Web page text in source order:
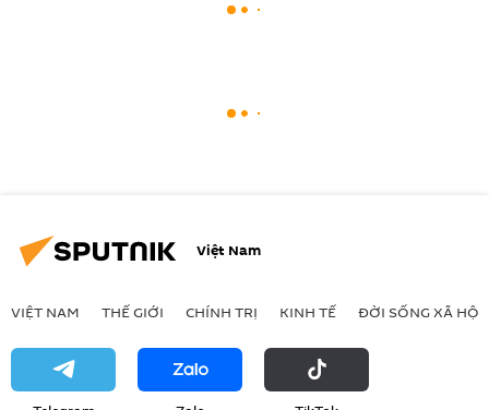
Việt Nam
VIỆT NAM THẾ GIỚI CHÍNH TRỊ KINH TẾ ĐỜI SỐNG XÃ HỘI